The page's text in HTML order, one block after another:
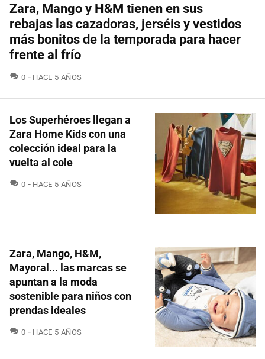
Zara, Mango y H&M tienen en sus
rebajas las cazadoras, jerséis y vestidos
más bonitos de la temporada para hacer
frente al frío
0 COMENTARIOS
HACE 5 AÑOS
Los Superhéroes llegan a
Zara Home Kids con una
colección ideal para la
vuelta al cole
0 COMENTARIOS
HACE 5 AÑOS
Zara, Mango, H&M,
Mayoral... las marcas se
apuntan a la moda
sostenible para niños con
prendas ideales
0 COMENTARIOS
HACE 5 AÑOS